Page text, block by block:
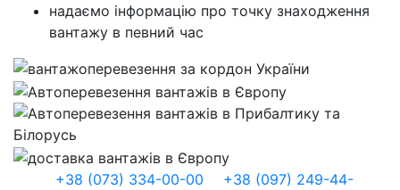
надаємо інформацію про точку знаходження
вантажу в певний час
+38 (073) 334-00-00
+38 (097) 249-44-